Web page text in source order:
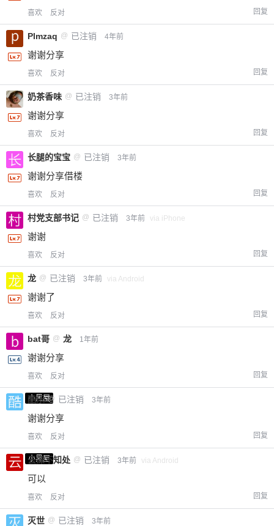
喜欢 反对 回复
Plmzaq @ 已注销 4年前
谢谢分享
喜欢 反对 回复
奶茶香味 @ 已注销 3年前
谢谢分享
喜欢 反对 回复
长腿的宝宝 @ 已注销 3年前
谢谢分享借楼
喜欢 反对 回复
村党支部书记 @ 已注销 3年前 via iPhone
谢谢
喜欢 反对 回复
龙 @ 已注销 3年前 via Android
谢谢了
喜欢 反对 回复
bat哥 @ 龙 1年前
谢谢分享
喜欢 反对 回复
小黑屋
酷乐 @ 已注销 3年前
谢谢分享
喜欢 反对 回复
小黑屋
云深不知处 @ 已注销 3年前 via Android
可以
喜欢 反对 回复
灭世 @ 已注销 3年前